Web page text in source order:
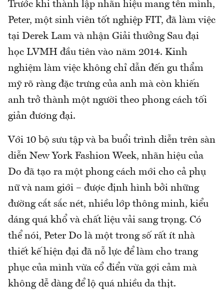
Trước khi thành lập nhãn hiệu mang tên mình,
Peter, một sinh viên tốt nghiệp FIT, đã làm việc
tại Derek Lam và nhận Giải thưởng Sau đại
học LVMH đầu tiên vào năm 2014. Kinh
nghiệm làm việc không chỉ dẫn đến gu thẩm
mỹ rõ ràng đặc trưng của anh mà còn khiến
anh trở thành một người theo phong cách tối
giản đương đại.
Với 10 bộ sưu tập và ba buổi trình diễn trên sàn
diễn New York Fashion Week, nhãn hiệu của
Do đã tạo ra một phong cách mới cho cả phụ
nữ và nam giới – được định hình bởi những
đường cắt sắc nét, nhiều lớp thông minh, kiểu
dáng quá khổ và chất liệu vải sang trọng. Có
thể nói, Peter Do là một trong số rất ít nhà
thiết kế hiện đại đã nỗ lực để làm cho trang
phục của mình vừa cổ điển vừa gợi cảm mà
không dễ dàng để lộ quá nhiều da thịt.